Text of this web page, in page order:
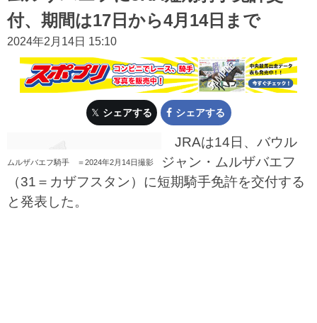
付、期間は17日から4月14日まで
2024年2月14日 15:10
シェアする シェアする
ムルザバエフ騎手 ＝2024年2月14日撮影
JRAは14日、バウル
ジャン・ムルザバエフ
（31＝カザフスタン）に短期騎手免許を交付する
と発表した。